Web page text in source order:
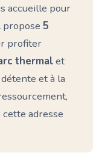
accueille pour
propose 5
profiter
thermalet
et à la
adresse